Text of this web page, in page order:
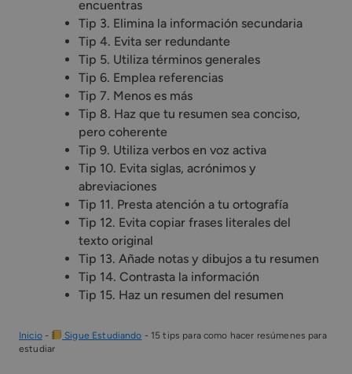
encuentras
Tip 3. Elimina la información secundaria
Tip 4. Evita ser redundante
Tip 5. Utiliza términos generales
Tip 6. Emplea referencias
Tip 7. Menos es más
Tip 8. Haz que tu resumen sea conciso,
pero coherente
Tip 9. Utiliza verbos en voz activa
Tip 10. Evita siglas, acrónimos y
abreviaciones
Tip 11. Presta atención a tu ortografía
Tip 12. Evita copiar frases literales del
texto original
Tip 13. Añade notas y dibujos a tu resumen
Tip 14. Contrasta la información
Tip 15. Haz un resumen del resumen
Inicio- Sigue Estudiando - 15 tips para como hacer resúmenes para
estudiar